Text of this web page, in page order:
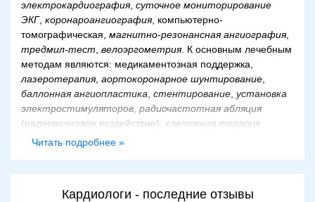
электрокардиография, суточное мониторирование
ЭКГ, коронароангиография, компьютерно-
томографическая, магнитно-резонансная ангиография,
тредмил-тест велоэргометрия. К основным лечебным
методам являются: медикаментозная поддержка,
лазеротерапия, аортокоронарное шунтирование
баллонная ангиопластика стентирование установка
электростимуляторов радиочастотная абляция
(радиоволновое воздействие), клеточная терапия
(инъекции).
Читать подробнее »
Кардиологи - последние отзывы